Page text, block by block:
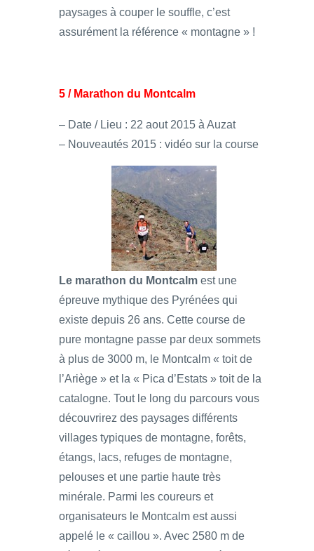
paysages à couper le souffle, c’est
assurément la référence « montagne » !
5 / Marathon du Montcalm
– Date / Lieu : 22 aout 2015 à Auzat
– Nouveautés 2015 : vidéo sur la course
Le marathon du Montcalm est une
épreuve mythique des Pyrénées qui
existe depuis 26 ans. Cette course de
pure montagne passe par deux sommets
à plus de 3000 m, le Montcalm « toit de
l’Ariège » et la « Pica d’Estats » toit de la
catalogne. Tout le long du parcours vous
découvrirez des paysages différents
villages typiques de montagne, forêts,
étangs, lacs, refuges de montagne,
pelouses et une partie haute très
minérale. Parmi les coureurs et
organisateurs le Montcalm est aussi
appelé le « caillou ». Avec 2580 m de